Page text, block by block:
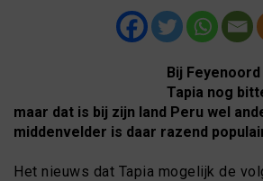
Bij
Tapia nog
maar dat is bij zijn land Peru wel
middenvelder is daar razend
Het nieuws dat Tapia mogelijk de